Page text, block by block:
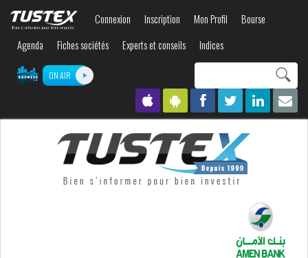
contenu
Connexion Inscription Mon Profil
Bourse
Agenda
Fiches sociétés Experts et conseils Indices
ON AIR
recherche